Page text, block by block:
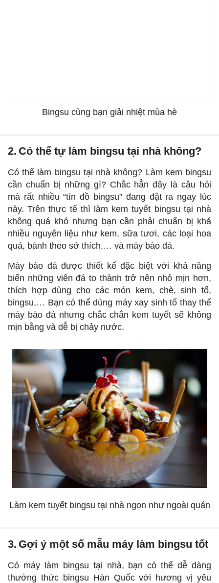
Bingsu cùng bạn giải nhiệt mùa hè
Có thể tự làm bingsu tại nhà không?
2.
Có thể làm bingsu tại nhà không? Làm kem bingsu
cần chuẩn bị những gì? Chắc hẳn đây là câu hỏi
mà rất nhiều “tín đồ bingsu” đang đặt ra ngay lúc
này. Trên thực tế thì làm kem tuyết bingsu tại nhà
không quá khó nhưng bạn cần phải chuẩn bị khá
nhiều nguyên liệu như kem, sữa tươi, các loại hoa
quả, bánh theo sở thích,… và máy bào đá.
Mày bào đá được thiết kế đặc biệt với khả năng
biến những viên đá to thành trở nên nhỏ mịn hơn,
thích hợp dùng cho các món kem, chè, sinh tố,
bingsu,… Bạn có thể dùng máy xay sinh tố thay thế
máy bào đá nhưng chắc chắn kem tuyết sẽ không
mịn bằng và dễ bị chảy nước.
Làm kem tuyết bingsu tại nhà ngon như ngoài quán
Gợi ý một số mẫu máy làm bingsu tốt
3.
Có máy làm bingsu tại nhà, bạn có thể dễ dàng
thưởng thức bingsu Hàn Quốc với hương vị yêu